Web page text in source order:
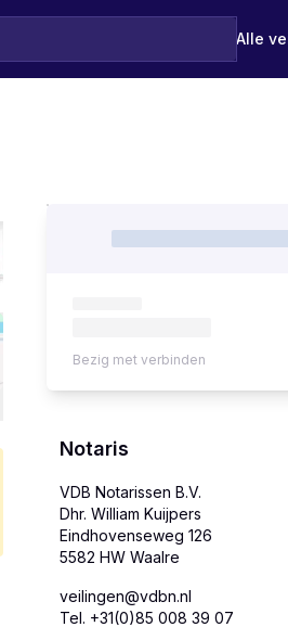
Alle
Bezig met verbinden
Notaris
VDB Notarissen B.V.
Dhr. William Kuijpers
Eindhovenseweg 126
veilingen@vdbn.nl
Tel. +31(0)85 008 39 07